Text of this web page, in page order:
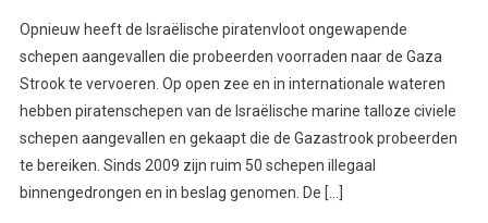
Opnieuw heeft de Israëlische piratenvloot ongewapende
schepen aangevallen die probeerden voorraden naar de Gaza
Strook te vervoeren. Op open zee en in internationale wateren
hebben piratenschepen van de Israëlische marine talloze civiele
schepen aangevallen en gekaapt die de Gazastrook probeerden
te bereiken. Sinds 2009 zijn ruim 50 schepen illegaal
binnengedrongen en in beslag genomen. De […]